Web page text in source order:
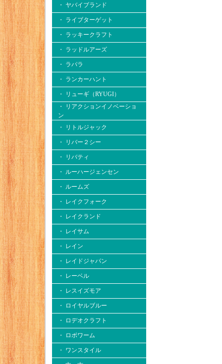
・ ヤバイブランド
・ ライブターゲット
・ ラッキークラフト
・ ラッドルアーズ
・ ラパラ
・ ランカーハント
・ リューギ（RYUGI）
・ リアクションイノベーショ
ン
・ リトルジャック
・ リバー２シー
・ リバティ
・ ルーハージェンセン
・ ルームズ
・ レイクフォーク
・ レイクランド
・ レイサム
・ レイン
・ レイドジャパン
・ レーベル
・ レスイズモア
・ ロイヤルブルー
・ ロデオクラフト
・ ロボワーム
・ ワンスタイル